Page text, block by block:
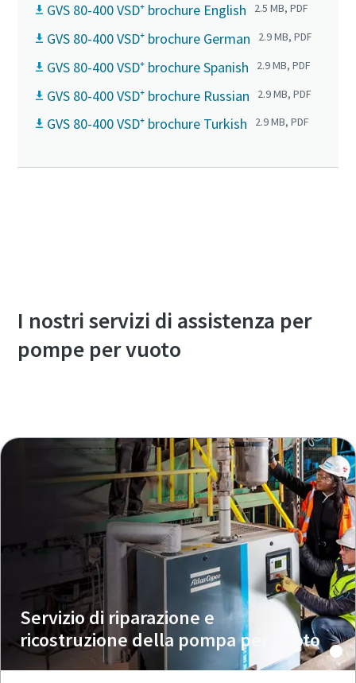
GVS 80-400 VSD⁺ brochure English 2.5 MB, PDF
GVS 80-400 VSD⁺ brochure German 2.9 MB, PDF
GVS 80-400 VSD⁺ brochure Spanish 2.9 MB, PDF
GVS 80-400 VSD⁺ brochure Russian 2.9 MB, PDF
GVS 80-400 VSD⁺ brochure Turkish 2.9 MB, PDF
I nostri servizi di assistenza per
pompe per vuoto
Servizio di riparazione e
ricostruzione della pompa per vuoto